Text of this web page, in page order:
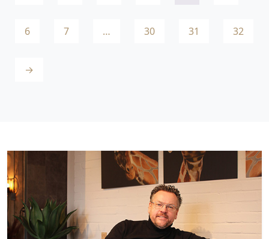
6 7 … 30 31 32
→